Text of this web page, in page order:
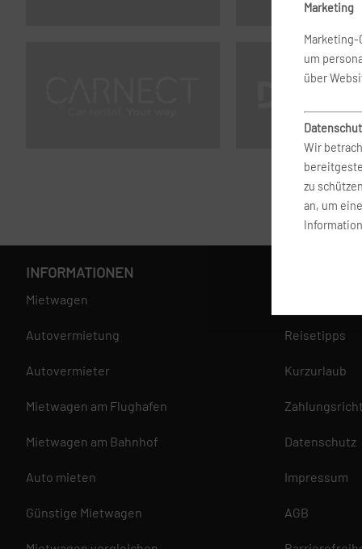
Marketing
um
über
Wir
zu
an, um
INFORMATIONEN
Mietwagen
Autovermietung
Autovermieter
Mietwagen am Flughafen
Mietwagen am Bahnhof
Auto mieten
Günstige Mietwagen
Reisetipps
Kurzurlaub
Datenschutz
Impressum
AGB